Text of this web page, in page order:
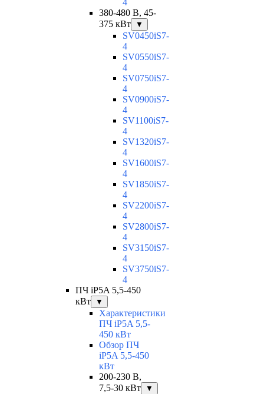
4
380-480 В, 45-
375 кВт
▼
SV0450iS7-
4
SV0550iS7-
4
SV0750iS7-
4
SV0900iS7-
4
SV1100iS7-
4
SV1320iS7-
4
SV1600iS7-
4
SV1850iS7-
4
SV2200iS7-
4
SV2800iS7-
4
SV3150iS7-
4
SV3750iS7-
4
ПЧ iP5A 5,5-450
кВт
▼
Характеристики
ПЧ iP5A 5,5-
450 кВт
Обзор ПЧ
iP5A 5,5-450
кВт
200-230 В,
7,5-30 кВт
▼